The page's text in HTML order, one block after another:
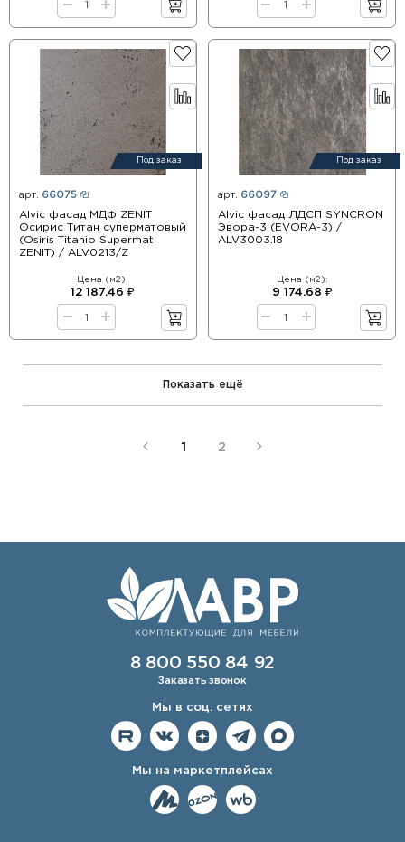
Под заказ
арт. 66075
Alvic фасад МДФ ZENIT
Осирис Титан суперматовый
(Osiris Titanio Supermat
ZENIT) / ALV0213/Z
Цена (м2):
12 187.46 ₽
Под заказ
арт. 66097
Alvic фасад ЛДСП SYNCRON
Эвора-3 (EVORA-3) /
ALV3003.18
Цена (м2):
9 174.68 ₽
Показать ещё
1 2
8 800 550 84 92
Заказать звонок
Мы в соц. сетях
Мы на маркетплейсах